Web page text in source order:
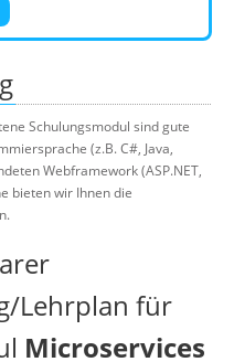
Schulungsmodul sind gute
(z.B. C#, Java,
Webframework (ASP.NET,
bieten wir Ihnen die
Lehrplan für
Microservices